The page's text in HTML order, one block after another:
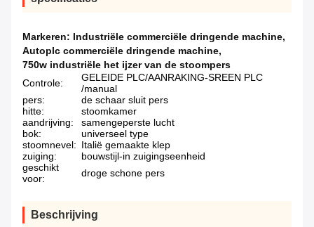
Markeren: Industriële commerciële dringende machine,
Autoplc commerciële dringende machine,
750w industriële het ijzer van de stoompers
Controle:
GELEIDE PLC/AANRAKING-SREEN PLC
/manual
pers:
de schaar sluit pers
hitte:
stoomkamer
aandrijving:
samengeperste lucht
bok:
universeel type
stoomnevel: Italië gemaakte klep
zuiging:
bouwstijl-in zuigingseenheid
geschikt
voor:
droge schone pers
Beschrijving